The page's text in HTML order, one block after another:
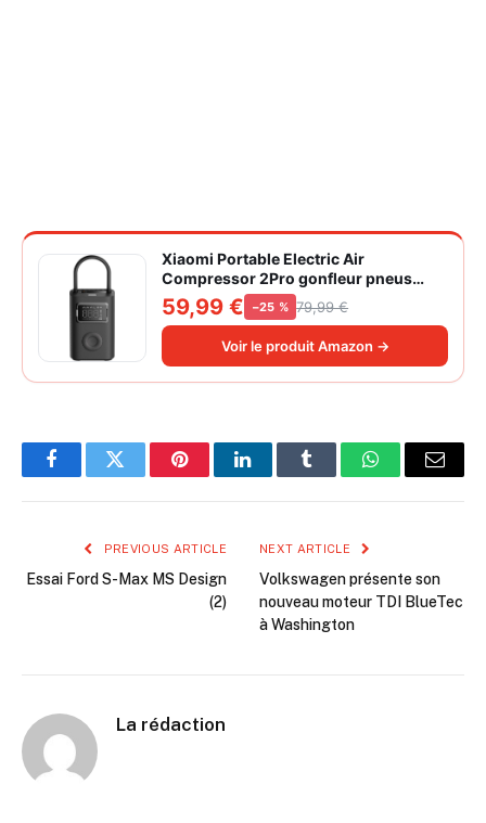
Xiaomi Portable Electric Air
Compressor 2Pro gonfleur pneus
voiture | ±1PSI Contrôle pression
pneus, 45s gonflage rapide, batterie
longue durée, avec éclairage, grand
cylindre à air 27 mm
59,99 € −25 % 79,99 €
Voir le produit Amazon →
FacebookTwitter PinterestLinkedInTumblr WhatsAppEmail
PREVIOUS ARTICLE
Essai Ford S-Max MS Design
(2)
NEXT ARTICLE
Volkswagen présente son
nouveau moteur TDI BlueTec
à Washington
La rédaction